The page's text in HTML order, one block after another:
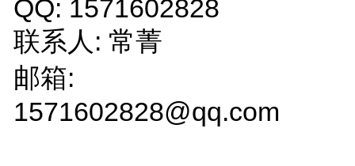
QQ: 1571602828
联系人: 常菁
邮箱:
1571602828@qq.com